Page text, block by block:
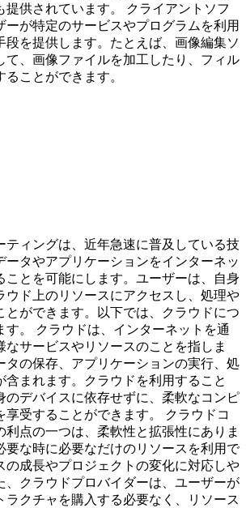
提供されています。 クライアントソフ
ーが特定のサービスやプログラムを利用
段を提供します。たとえば、画像編集ソ
て、画像ファイルを加工したり、フィル
ことができます。
ティングは、近年急速に普及している技
ータやアプリケーションをインターネッ
ことを可能にします。ユーザーは、自身
ウド上のリソースにアクセスし、処理や
とができます。以下では、クラウドにつ
す。 クラウドは、インターネットを通
なサービスやリソースのことを指しま
タの保存、アプリケーションの実行、処
含まれます。クラウドを利用すること
のデバイスに依存せずに、柔軟なコンピ
享受することができます。 クラウドコ
利点の一つは、柔軟性と拡張性にありま
要な時に必要なだけのリソースを利用で
の成長やプロジェクトの変化に対応しや
、クラウドプロバイダーは、ユーザーが
ラクチャを購入する必要なく、リソース